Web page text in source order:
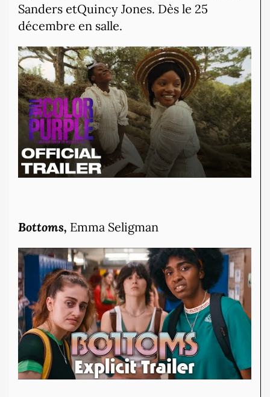
Sanders etQuincy Jones. Dès le 25
décembre en salle.
Bottoms, Emma Seligman